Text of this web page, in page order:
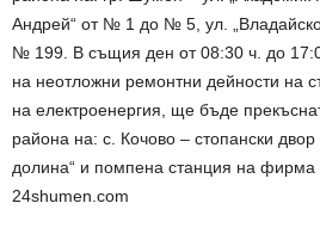
Андрей“ от № 1 до № 5, ул.
№ 199. В същия ден от 08:30 ч. до
на неотложни ремонтни дейности на
на електроенергия, ще бъде
района на: с. Кочово – стопански
долина“ и помпена станция на
24shumen.com